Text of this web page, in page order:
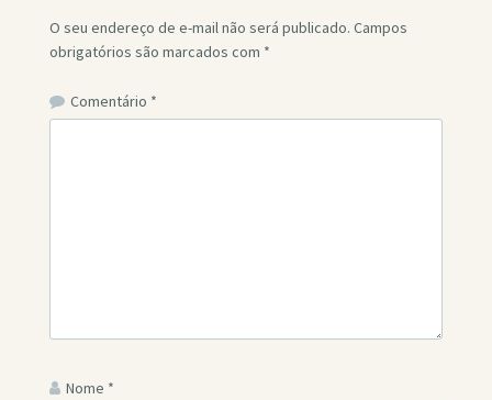
O seu endereço de e-mail não será publicado. Campos
obrigatórios são marcados com *
Comentário *
Nome *